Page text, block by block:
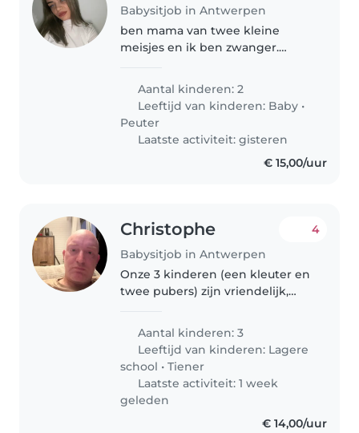
Babysitjob in Antwerpen
ben mama van twee kleine
meisjes en ik ben zwanger.
lieve, betrouwbare en zorgzame
oppas die mij kan helpen met
mijn dochters. Ik zoek iemand
die leuke..
Aantal kinderen: 2
Leeftijd van kinderen: Baby •
Peuter
Laatste activiteit: gisteren
€ 15,00/uur
Christophe
Babysitjob in Antwerpen
4
Onze 3 kinderen (een kleuter en
twee pubers) zijn vriendelijk,
die van gezelligheid en
verantwoordelijkheid houdt!
Graag..
Aantal kinderen: 3
Leeftijd van kinderen: Lagere
school •Tiener
Laatste activiteit: 1 week
geleden
€ 14,00/uur